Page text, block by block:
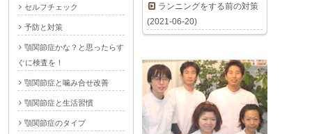
セルフチェック
予防と対策
顎関節症かな？と思ったらす
ぐに検査を！
顎関節症と噛み合せ改善
顎関節症と生活習慣
顎関節症のタイプ
ランニングをする前の対策
(2021-06-20)